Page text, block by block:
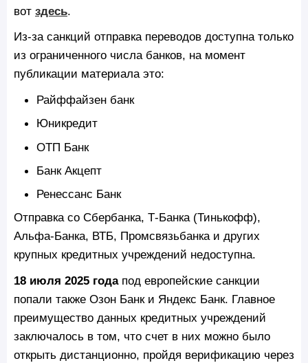
вот здесь.
Из-за санкций отправка переводов доступна только
из ограниченного числа банков, на момент
публикации материала это:
Райффайзен банк
Юникредит
ОТП Банк
Банк Акцепт
Ренессанс Банк
Отправка со Сбербанка, Т-Банка (Тинькофф),
Альфа-Банка, ВТБ, Промсвязьбанка и других
крупных кредитных учреждений недоступна.
18 июля 2025 годапод европейские санкции
попали также Озон Банк и Яндекс Банк. Главное
преимущество данных кредитных учреждений
заключалось в том, что счет в них можно было
открыть дистанционно, пройдя верификацию через